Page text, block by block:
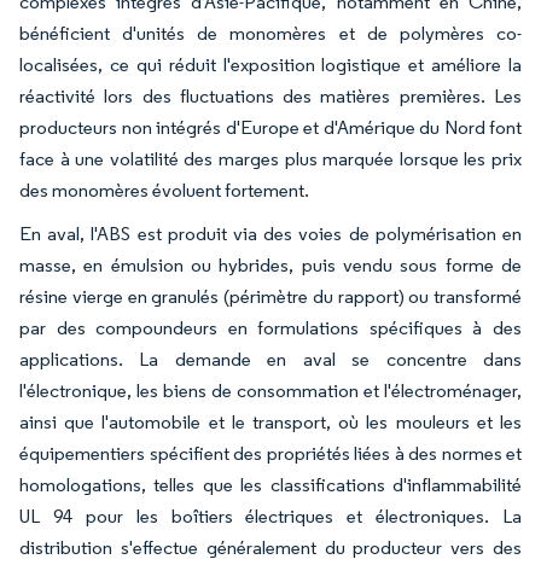
bénéficient d'unités de monomères et de polymères co-
localisées, ce qui réduit l'exposition logistique et améliore la
réactivité lors des fluctuations des matières premières. Les
producteurs non intégrés d'Europe et d'Amérique du Nord font
face à une volatilité des marges plus marquée lorsque les prix
des monomères évoluent fortement.
En aval, l'ABS est produit via des voies de polymérisation en
masse, en émulsion ou hybrides, puis vendu sous forme de
résine vierge en granulés (périmètre du rapport) ou transformé
par des compoundeurs en formulations spécifiques à des
applications. La demande en aval se concentre dans
l'électronique, les biens de consommation et l'électroménager,
ainsi que l'automobile et le transport, où les mouleurs et les
équipementiers spécifient des propriétés liées à des normes et
homologations, telles que les classifications d'inflammabilité
UL 94 pour les boîtiers électriques et électroniques. La
distribution s'effectue généralement du producteur vers des